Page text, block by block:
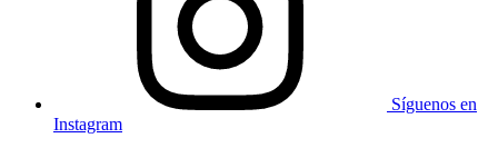
Síguenos en
Instagram